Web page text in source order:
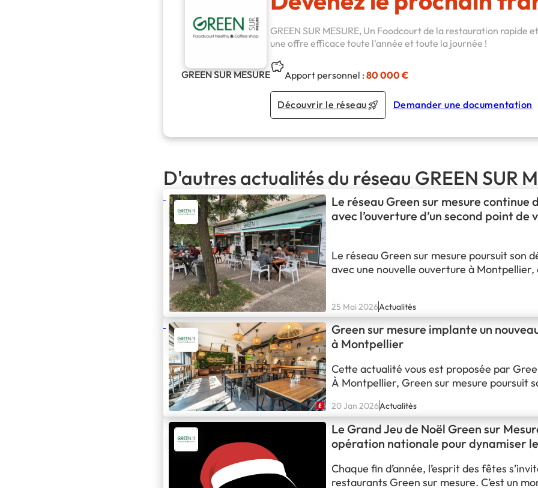
GREEN SUR MESURE
GREEN SUR MESURE, Un Foodcourt de la restauration rapide
une offre efficace toute l'année et toute la journée !
Apport personnel : 80 000 €
Découvrir le réseau Demander une documentation
D'autres actualités du réseau GREEN SUR
Le réseau Green sur mesure continue
avec l’ouverture d’un second point de
Le réseau Green sur mesure poursuit son
avec une nouvelle ouverture à Montpellier,
pour le franchisé local, qui ouvre ici son
établissement dans la ville. Cette nouvelle
illustre parfaitement la…
25 Mai 2026Actualités
Green sur mesure implante un
à Montpellier
Cette actualité vous est proposée par
À Montpellier, Green sur mesure poursuit
d’un nouveau point de vente, porté par un
déjà bien connu de la famille Green : le
Green Montpellier Millénaire. Fort du
20 Jan 2026Actualités
Le Grand Jeu de Noël Green sur
opération nationale pour dynamiser
Chaque fin d’année, l’esprit des fêtes
restaurants Green sur mesure. C’est un